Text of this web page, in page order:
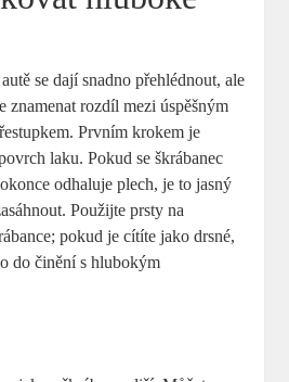
se dají snadno přehlédnout,‍ ale
znamenat rozdíl ⁤mezi ⁢úspěšným
Prvním krokem je
‌laku. Pokud se škrábanec
odhaluje plech, je to jasný
Použijte prsty na
pokud je cítíte jako drsné,
do činění s hlubokým